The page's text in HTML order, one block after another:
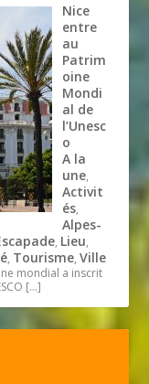
Nice
entre
au
Patrim
oine
Mondi
al de
l’Unesc
o
A la
une,
Activit
és,
Alpes-
, Lieu,
, Tourisme,Ville
mondial a inscrit
[…]